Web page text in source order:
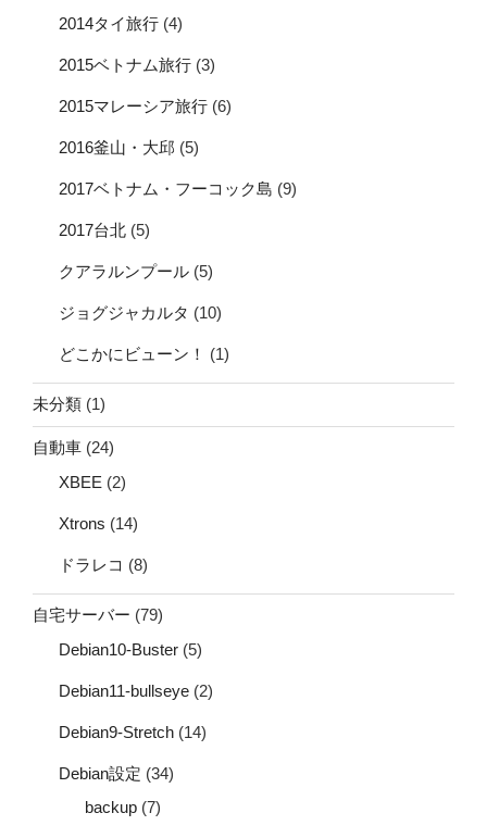
2014タイ旅行 (4)
2015ベトナム旅行 (3)
2015マレーシア旅行 (6)
2016釜山・大邱 (5)
2017ベトナム・フーコック島 (9)
2017台北 (5)
クアラルンプール (5)
ジョグジャカルタ (10)
どこかにビューン！ (1)
未分類 (1)
自動車 (24)
XBEE (2)
Xtrons (14)
ドラレコ (8)
自宅サーバー (79)
Debian10-Buster (5)
Debian11-bullseye (2)
Debian9-Stretch (14)
Debian設定 (34)
backup (7)